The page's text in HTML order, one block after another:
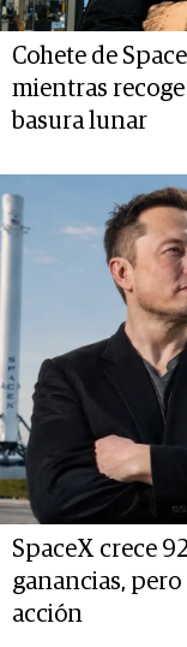
Cohete de
mientras
basura lunar
SpaceX crece
ganancias,
acción